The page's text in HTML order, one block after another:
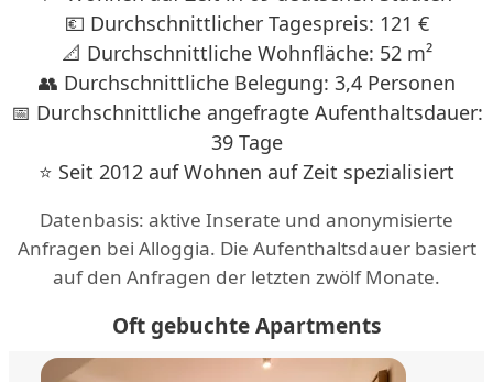
💶 Durchschnittlicher Tagespreis: 121 €
📐 Durchschnittliche Wohnfläche: 52 m²
👥 Durchschnittliche Belegung: 3,4 Personen
📅 Durchschnittliche angefragte Aufenthaltsdauer:
39 Tage
⭐ Seit 2012 auf Wohnen auf Zeit spezialisiert
Datenbasis: aktive Inserate und anonymisierte
Anfragen bei Alloggia. Die Aufenthaltsdauer basiert
auf den Anfragen der letzten zwölf Monate.
Oft gebuchte Apartments